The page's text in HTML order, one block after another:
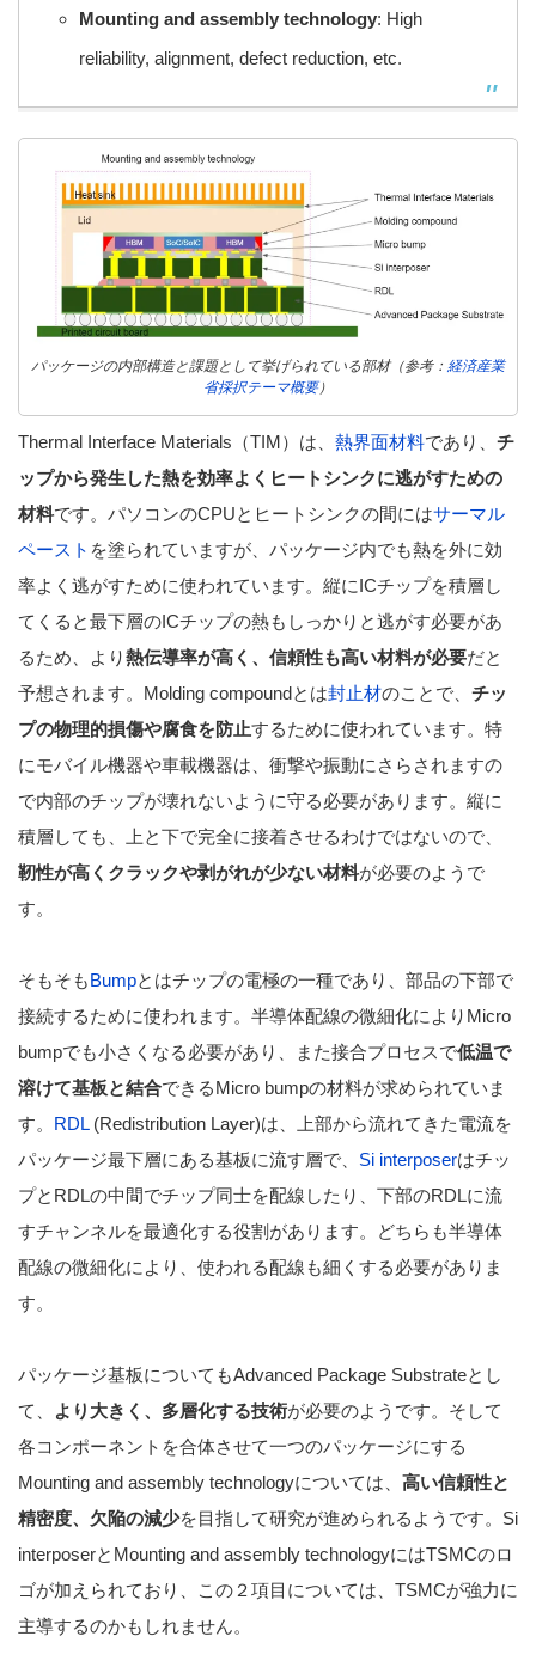
Mounting and assembly technology: High
reliability, alignment, defect reduction, etc.
パッケージの内部構造と課題として挙げられている部材（参考： 経済産業
省採択テーマ概要）
Thermal Interface Materials（TIM）は、 熱界面材料であり、 チ
ップから発生した熱を効率よくヒートシンクに逃がすための
材料です。パソコンのCPUとヒートシンクの間にはサーマル
ペースト を塗られていますが、パッケージ内でも熱を外に効
率よく逃がすために使われています。縦にICチップを積層し
てくると最下層のICチップの熱もしっかりと逃がす必要があ
るため、より熱伝導率が高く、信頼性も高い材料が必要だと
予想されます。Molding compoundとは封止材のことで、 チッ
プの物理的損傷や腐食を防止するために使われています。特
にモバイル機器や車載機器は、衝撃や振動にさらされますの
で内部のチップが壊れないように守る必要があります。縦に
積層しても、上と下で完全に接着させるわけではないので、
靭性が高くクラックや剥がれが少ない材料が必要のようで
す。
そもそもBumpとはチップの電極の一種であり、部品の下部で
接続するために使われます。半導体配線の微細化によりMicro
bumpでも小さくなる必要があり、また接合プロセスで低温で
溶けて基板と結合できるMicro bumpの材料が求められていま
す。 RDL(Redistribution Layer)は、上部から流れてきた電流を
パッケージ最下層にある基板に流す層で、 Si interposerはチッ
プとRDLの中間でチップ同士を配線したり、下部のRDLに流
すチャンネルを最適化する役割があります。どちらも半導体
配線の微細化により、使われる配線も細くする必要がありま
す。
パッケージ基板についてもAdvanced Package Substrateとし
て、
より大きく、多層化する技術が必要のようです。そして
各コンポーネントを合体させて一つのパッケージにする
Mounting and assembly technologyについては、 高い信頼性と
精密度、欠陥の減少を目指して研究が進められるようです。Si
interposerとMounting and assembly technologyにはTSMCのロ
ゴが加えられており、この２項目については、TSMCが強力に
主導するのかもしれません。